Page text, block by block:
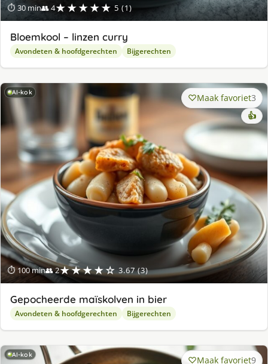
⏱ 30 min👥 4★★★★★ 5 (1)
Bloemkool – linzen curry
Avondeten & hoofdgerechten Bijgerechten
AI-kok
⏱ 100 min👥 2★★★★☆ 3.67 (3)
Maak favoriet3
👍
Gepocheerde maïskolven in bier
Avondeten & hoofdgerechten Bijgerechten
AI-kok Maak favoriet9